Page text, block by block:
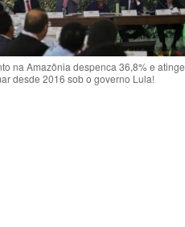
na Amazônia despenca 36,8% e atinge
desde 2016 sob o governo Lula!